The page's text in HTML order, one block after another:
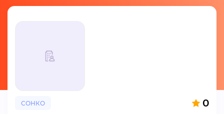
ОРГАНИЗАЦИИ
ПРОЕКТЫ
СОНКО 0